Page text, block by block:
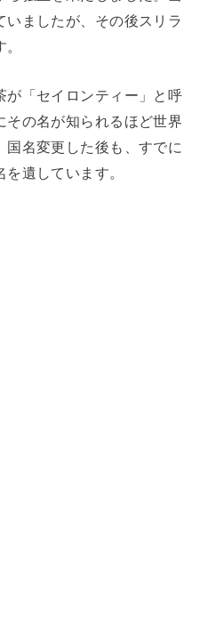
ましたが、その後スリラ
が「セイロンティー」と呼
その名が知られるほど世界
国名変更した後も、すでに
遺しています。